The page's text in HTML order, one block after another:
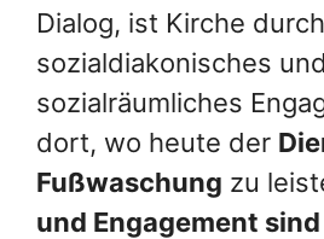
Dialog, ist Kirche durch
sozialdiakonisches und
sozialräumliches
dort, wo heute der
Fußwaschung zu
und Engagement sind